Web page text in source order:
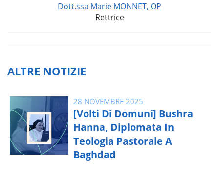
Dott.ssa Marie MONNET, OP
Rettrice
ALTRE NOTIZIE
28 NOVEMBRE 2025
[Volti Di Domuni] Bushra
Hanna, Diplomata In
Teologia Pastorale A
Baghdad